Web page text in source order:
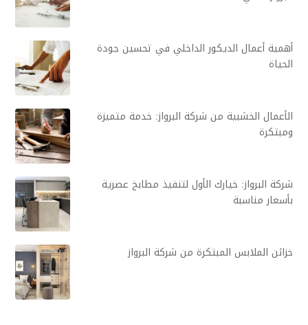
أهمية أعمال الديكور الداخلي في تحسين جودة
الحياة
الأعمال الخشبية من شركة البرواز: خدمة متميزة
ومبتكرة
شركة البرواز: خيارك الأول لتنفيذ مطابخ عصرية
بأسعار مناسبة
خزائن الملابس المبتكرة من شركة البرواز